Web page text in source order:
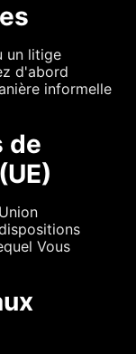
un litige
d'abord
informelle
de
Vous